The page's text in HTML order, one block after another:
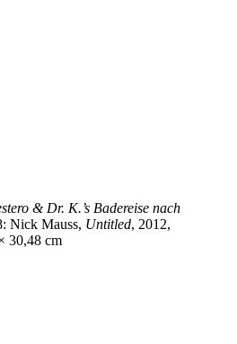
& Dr. K.’s Badereise nach
Nick Mauss, Untitled, 2012,
30,48 cm